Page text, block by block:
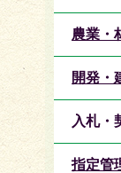
農業・
開発・
入札・
指定管